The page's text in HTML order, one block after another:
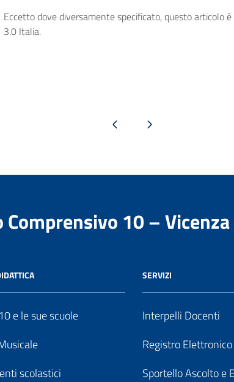
Eccetto dove diversamente specificato, questo articolo
3.0 Italia.
Pagina precedentePagina successiva
10 – Vicenza
e le sue scuole
scolastici
SERVIZI
Interpelli Docenti
Registro Elettronico
Sportello Ascolto e